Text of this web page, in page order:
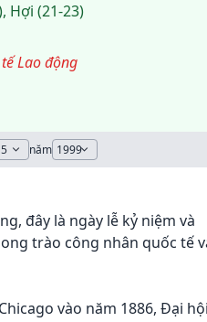
Hợi (21-23)
Lao động
năm
đây là ngày lễ kỷ niệm và
trào công nhân quốc tế
vào năm 1886, Đại